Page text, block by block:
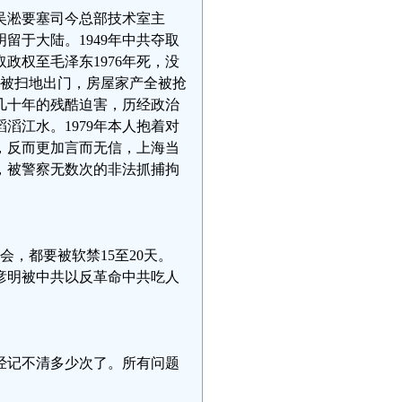
淞要塞司今总部技术室主
于大陆。1949年中共夺取
权至毛泽东1976年死，没
扫地出门，房屋家产全被抢
十年的残酷迫害，历经政治
江水。1979年本人抱着对
而更加言而无信，上海当
被警察无数次的非法抓捕拘
，都要被软禁15至20天。
明被中共以反革命中共吃人
记不清多少次了。所有问题